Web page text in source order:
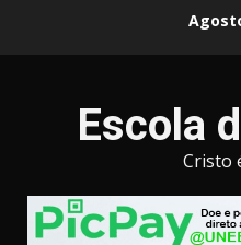
Escola
Cristo